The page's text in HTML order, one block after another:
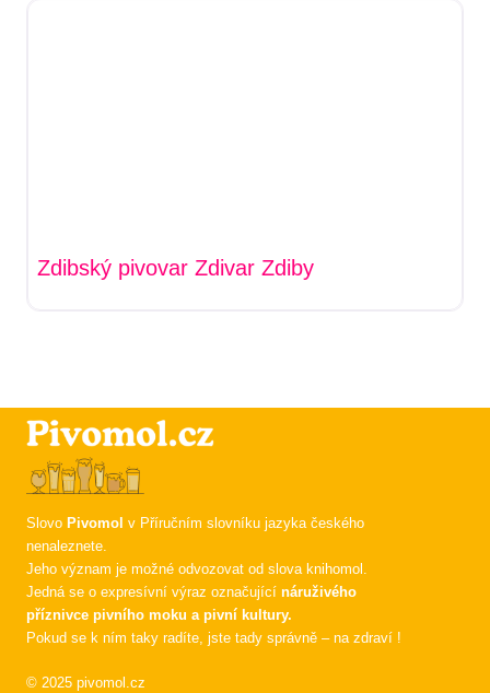
Zdibský pivovar Zdivar Zdiby
Slovo Pivomol v Příručním slovníku jazyka českého
nenaleznete.
Jeho význam je možné odvozovat od slova knihomol.
Jedná se o expresívní výraz označující náruživého
příznivce pivního moku a pivní kultury.
Pokud se k ním taky radíte, jste tady správně – na zdraví !
© 2025 pivomol.cz